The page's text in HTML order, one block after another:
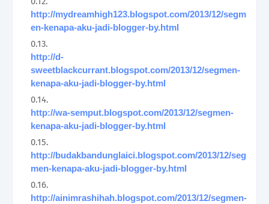
http://mydreamhigh123.blogspot.com/2013/12/segm
en-kenapa-aku-jadi-blogger-by.html
http://d-
sweetblackcurrant.blogspot.com/2013/12/segmen-
kenapa-aku-jadi-blogger-by.html
http://wa-semput.blogspot.com/2013/12/segmen-
kenapa-aku-jadi-blogger-by.html
http://budakbandunglaici.blogspot.com/2013/12/seg
men-kenapa-aku-jadi-blogger-by.html
http://ainimrashihah.blogspot.com/2013/12/segmen-